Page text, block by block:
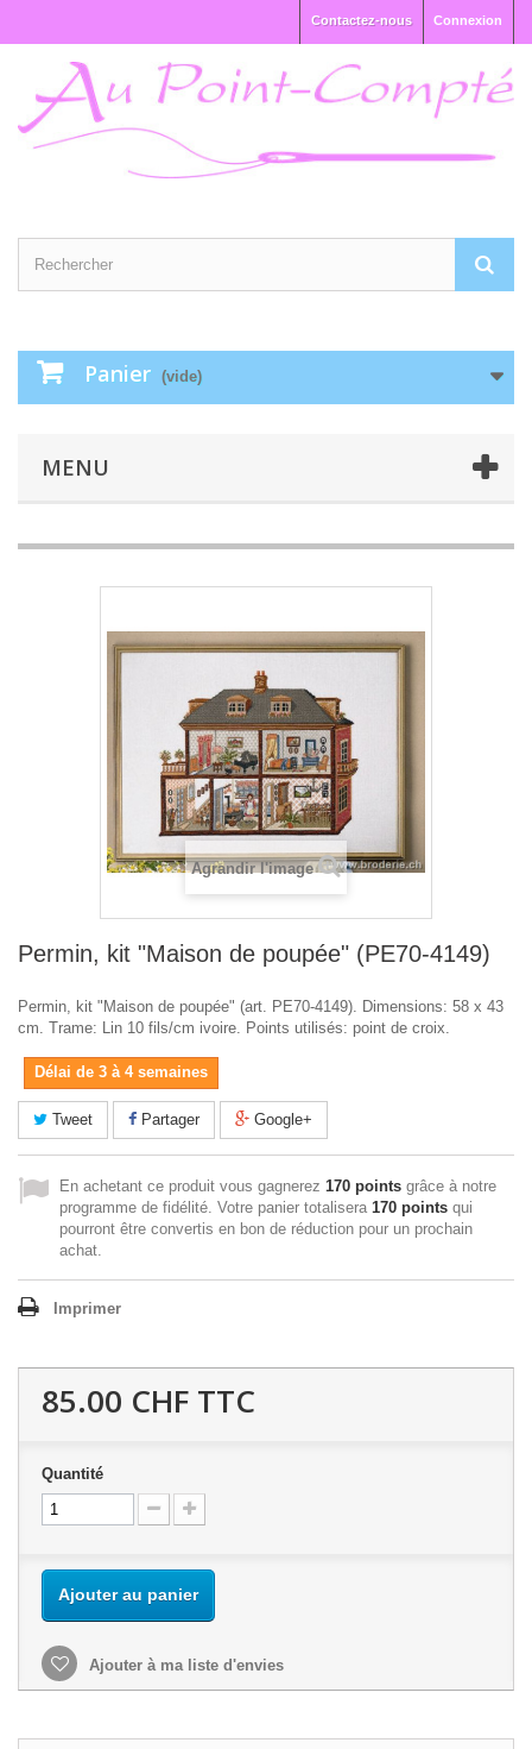
Connexion
Contactez-nous
Panier (vide)
MENU
Agrandir l'image
Permin, kit "Maison de poupée" (PE70-4149)
Permin, kit "Maison de poupée" (art. PE70-4149). Dimensions: 58 x 43
cm. Trame: Lin 10 fils/cm ivoire. Points utilisés: point de croix.
Délai de 3 à 4 semaines
Tweet Partager Google+
En achetant ce produit vous gagnerez 170 points grâce à notre
programme de fidélité. Votre panier totalisera 170 points qui
pourront être convertis en bon de réduction pour un prochain
achat.
Imprimer
85.00 CHF TTC
Quantité
Ajouter au panier
Ajouter à ma liste d'envies